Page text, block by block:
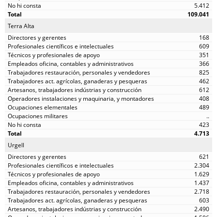
5.412
109.041
Terra Alta
168
609
351
366
825
462
612
408
489
..
423
4.713
Urgell
621
2.304
1.629
1.437
2.718
603
2.490